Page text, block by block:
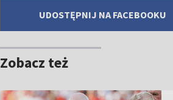
UDOSTĘPNIJ NA FACEBOOKU
Zobacz też